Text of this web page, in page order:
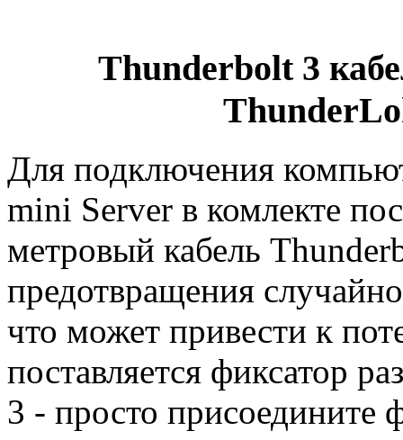
Thunderbolt 3
Для подключения
mini Server в комлекте
метровый кабель
предотвращения
что может привести к
поставляется фиксатор
3 - просто присоедините